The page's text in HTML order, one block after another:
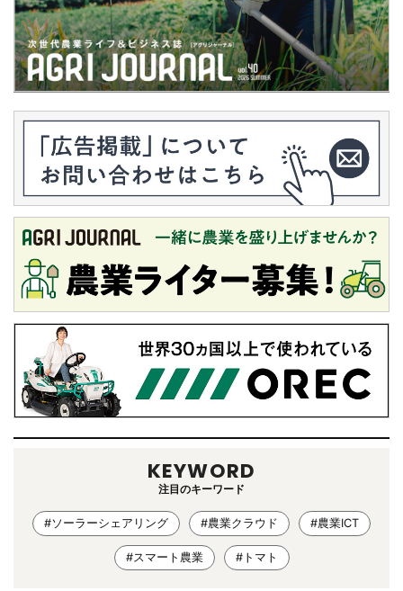
KEYWORD
注目のキーワード
#ソーラーシェアリング #農業クラウド #農業ICT
#スマート農業 #トマト